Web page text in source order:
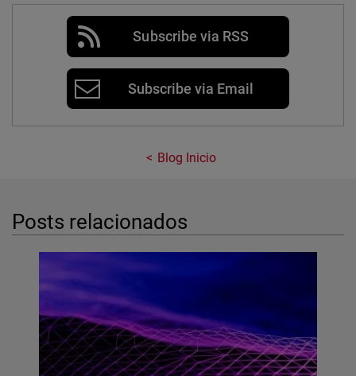
Subscribe via RSS
Subscribe via Email
Blog Inicio
Posts relacionados